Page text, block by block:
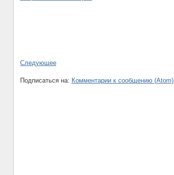
Следующее
Подписаться на: Комментарии к сообщению (Atom)